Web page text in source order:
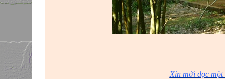
Xin mời đọc